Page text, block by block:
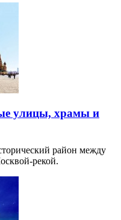
улицы, храмы и
район между
рекой.